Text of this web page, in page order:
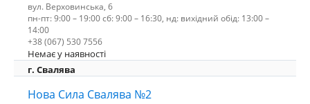
вул. Верховинська, 6
пн-пт: 9:00 – 19:00 сб: 9:00 – 16:30, нд: вихідний обід: 13:00 –
14:00
+38 (067) 530 7556
Немає у наявності
г. Свалява
Нова Сила Свалява №2